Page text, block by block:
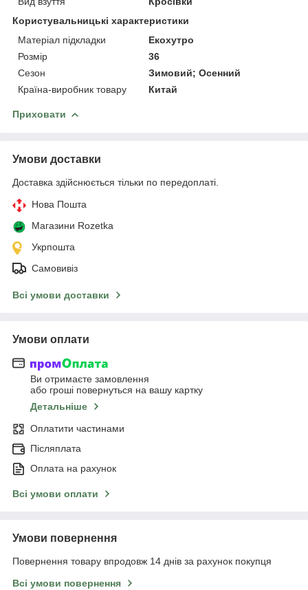
Користувальницькі характеристики
Матеріал підкладки
Екохутро
Розмір
36
Сезон
Зимовий; Осенний
Країна-виробник товару
Китай
Приховати
Умови доставки
Доставка здійснюється тільки по передоплаті.
Нова Пошта
Магазини Rozetka
Укрпошта
Самовивіз
Всі умови доставки
Умови оплати
Ви отримаєте замовлення
або гроші повернуться на вашу картку
Детальніше
Оплатити частинами
Післяплата
Оплата на рахунок
Всі умови оплати
Умови повернення
Повернення товару впродовж 14 днів за рахунок покупця
Всі умови повернення